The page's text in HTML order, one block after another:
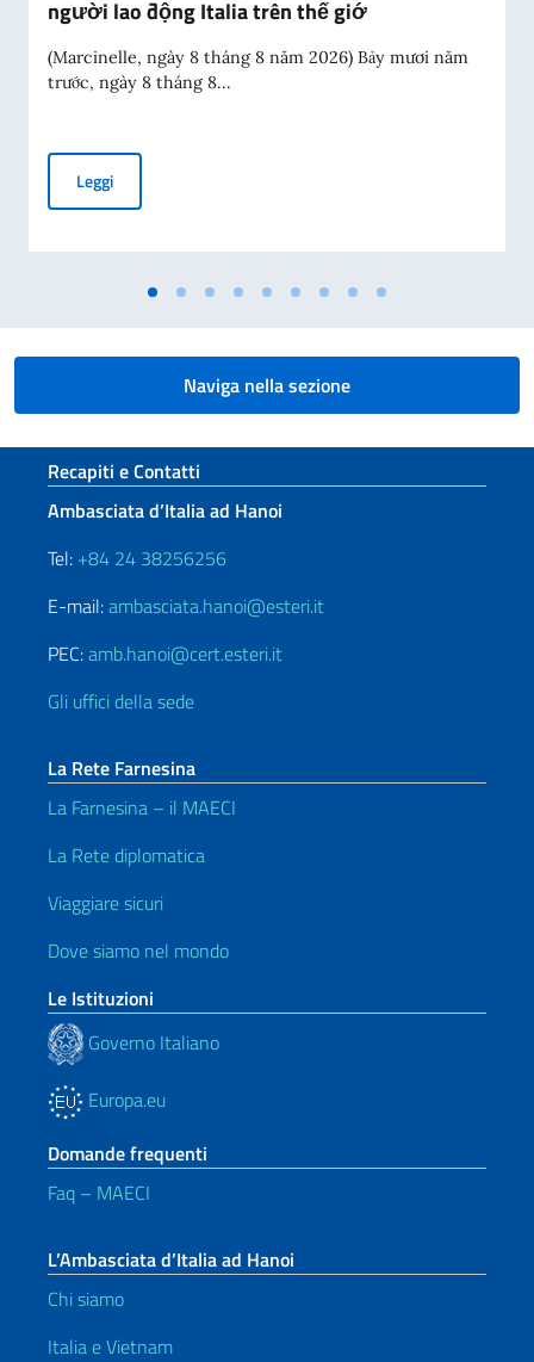
người lao động Italia trên thế giớ
(Marcinelle, ngày 8 tháng 8 năm 2026) Bảy mươi năm
trước, ngày 8 tháng 8...
LeggiThông điệp của Phó Thủ tướng kiêm Bộ trưởng Ngoại
Naviga nella sezione
Sezione footer
Recapiti e Contatti
Ambasciata d’Italia ad Hanoi
Tel: +84 24 38256256
E-mail:ambasciata.hanoi@esteri.it
PEC:amb.hanoi@cert.esteri.it
Gli uffici della sede
La Rete Farnesina
La Farnesina – il MAECI
La Rete diplomatica
Viaggiare sicuri
Dove siamo nel mondo
Le Istituzioni
Governo Italiano
Europa.eu
Domande frequenti
Faq – MAECI
L’Ambasciata d’Italia ad Hanoi
Chi siamo
Italia e Vietnam